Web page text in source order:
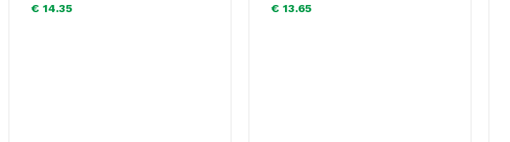
€ 14.35 € 13.65